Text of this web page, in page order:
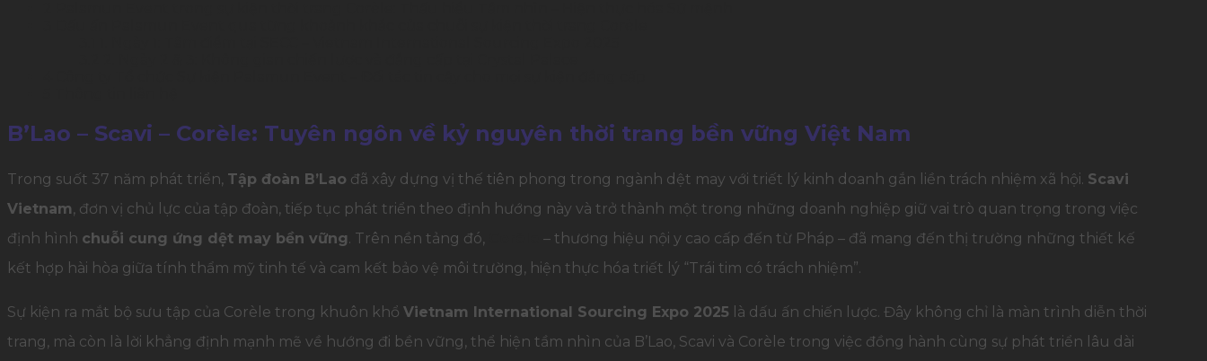
B’Lao – Scavi – Corèle: Tuyên ngôn về kỷ nguyên thời trang bền vững Việt Nam
Trong suốt 37 năm phát triển, Tập đoàn B’Lao đã xây dựng vị thế tiên phong trong ngành dệt may với triết lý kinh doanh gắn liền trách nhiệm xã hội. Scavi
Vietnam, đơn vị chủ lực của tập đoàn, tiếp tục phát triển theo định hướng này và trở thành một trong những doanh nghiệp giữ vai trò quan trọng trong việc
định hình chuỗi cung ứng dệt may bền vững. Trên nền tảng đó,
– thương hiệu nội y cao cấp đến từ Pháp – đã mang đến thị trường những thiết kế
kết hợp hài hòa giữa tính thẩm mỹ tinh tế và cam kết bảo vệ môi trường, hiện thực hóa triết lý “Trái tim có trách nhiệm”.
Sự kiện ra mắt bộ sưu tập của Corèle trong khuôn khổ Vietnam International Sourcing Expo 2025 là dấu ấn chiến lược. Đây không chỉ là màn trình diễn thời
trang, mà còn là lời khẳng định mạnh mẽ về hướng đi bền vững, thể hiện tầm nhìn của B’Lao, Scavi và Corèle trong việc đồng hành cùng sự phát triển lâu dài